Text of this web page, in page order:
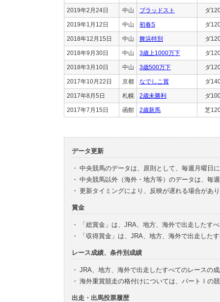
2019年2月24日 中山 ブラッドスト ダ
2019年1月12日 中山 初春S ダ
2018年12月15日 中山 舞浜特別 ダ
2018年9月30日 中山 3歳上1000万下 ダ
2018年3月10日 中山 3歳500万下 ダ
2017年10月22日 京都 なでしこ賞 ダ
2017年8月5日 札幌 2歳未勝利 ダ
2017年7月15日 函館 2歳新馬 芝
データ更新
・ 中央競馬のデータは、原則として、毎週月曜日
・ 中央競馬以外（海外・地方等）のデータは、毎
・ 更新タイミングにより、反映が遅れる場合があ
賞金
・
「総賞金」は、JRA、地方、海外で出走したす
・
「収得賞金」は、JRA、地方、海外で出走した
レース成績、条件別成績
・ JRA、地方、海外で出走したすべてのレースの
・ 海外重賞競走の格付けについては、パートⅠの
出走・出馬投票履歴